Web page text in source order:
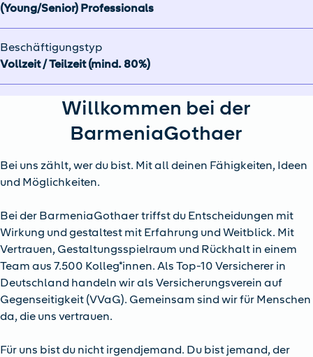
(Young/Senior) Professionals
Beschäftigungstyp
Vollzeit / Teilzeit (mind. 80%)
Willkommen bei der
BarmeniaGothaer
Bei uns zählt, wer du bist. Mit all deinen Fähigkeiten, Ideen
und Möglichkeiten.
Bei der BarmeniaGothaer triffst du Entscheidungen mit
Wirkung und gestaltest mit Erfahrung und Weitblick. Mit
Vertrauen, Gestaltungsspielraum und Rückhalt in einem
Team aus 7.500 Kolleg*innen. Als Top-10 Versicherer in
Deutschland handeln wir als Versicherungsverein auf
Gegenseitigkeit (VVaG). Gemeinsam sind wir für Menschen
da, die uns vertrauen.
Für uns bist du nicht irgendjemand. Du bist jemand, der